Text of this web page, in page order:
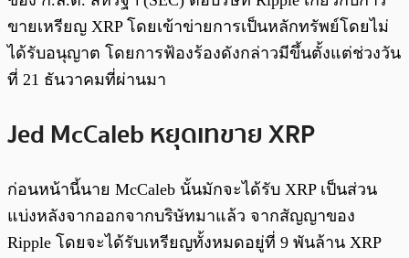
ขายเหรียญ XRP โดยเข้าข่ายการเป็นหลักทรัพย์โดยไม่
ได้รับอนุญาต โดยการฟ้องร้องดังกล่าวมีขึ้นตั้งแต่ช่วงวัน
ที่ 21 ธันวาคมที่ผ่านมา
Jed McCaleb หยุดเทขาย XRP
ก่อนหน้านี้นาย McCaleb นั้นมักจะได้รับ XRP เป็นส่วน
แบ่งหลังจากออกจากบริษัทมาแล้ว จากสัญญาของ
Ripple โดยจะได้รับเหรียญทั้งหมดอยู่ที่ 9 พันล้าน XRP